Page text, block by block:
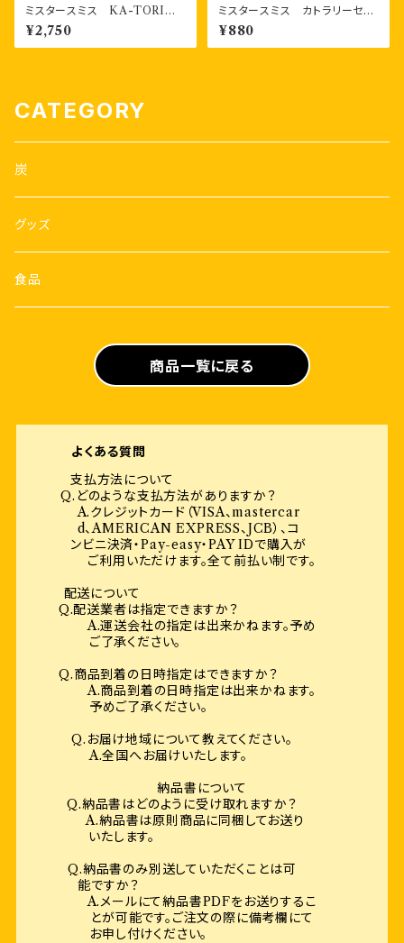
ミスタースミス KA-TORI
（蚊取り線香ホルダー）カラー3
色
¥2,750
ミスタースミス カトラリーセッ
ト（フォーク、スプーン、お箸）
エコなバンブー素材製品
¥880
CATEGORY
炭
グッズ
食品
商品一覧に戻る
よくある質問
支払方法について
Q.どのような支払方法がありますか？
A.クレジットカード（VISA、mastercar
d、AMERICAN EXPRESS、JCB）、コ
ンビニ決済・Pay-easy・PAY IDで購入が
ご利用いただけます。全て前払い制です。
配送について
Q.配送業者は指定できますか？
A.運送会社の指定は出来かねます。予め
ご了承ください。
Q.商品到着の日時指定はできますか？
A.商品到着の日時指定は出来かねます。
予めご了承ください。
Q.お届け地域について教えてください。
A.全国へお届けいたします。
納品書について
Q.納品書はどのように受け取れますか？
A.納品書は原則商品に同梱してお送り
いたします。
Q.納品書のみ別送していただくことは可
能ですか？
A.メールにて納品書PDFをお送りするこ
とが可能です。ご注文の際に備考欄にて
お申し付けください。